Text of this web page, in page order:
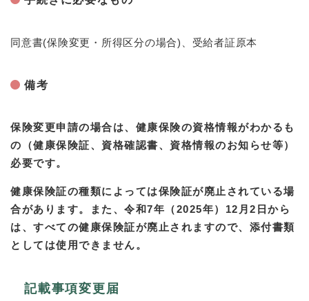
同意書(保険変更・所得区分の場合)、受給者証原本
備考
保険変更申請の場合は、健康保険の資格情報がわかるも
の（健康保険証、資格確認書、資格情報のお知らせ等）​
必要です。
​健康保険証の種類によっては保険証が廃止されている場
合があります。また、令和7年（2025年）12月2日から
は、すべての健康保険証が廃止されますので、添付書類
としては使用できません。
記載事項変更届